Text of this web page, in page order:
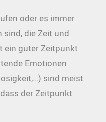
oder es immer
sind, die Zeit und
ein guter Zeitpunkt
Emotionen
sind meist
der Zeitpunkt